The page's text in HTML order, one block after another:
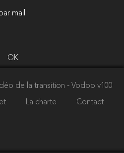
mail
OK
de la transition - Vodoo v100
La charte Contact